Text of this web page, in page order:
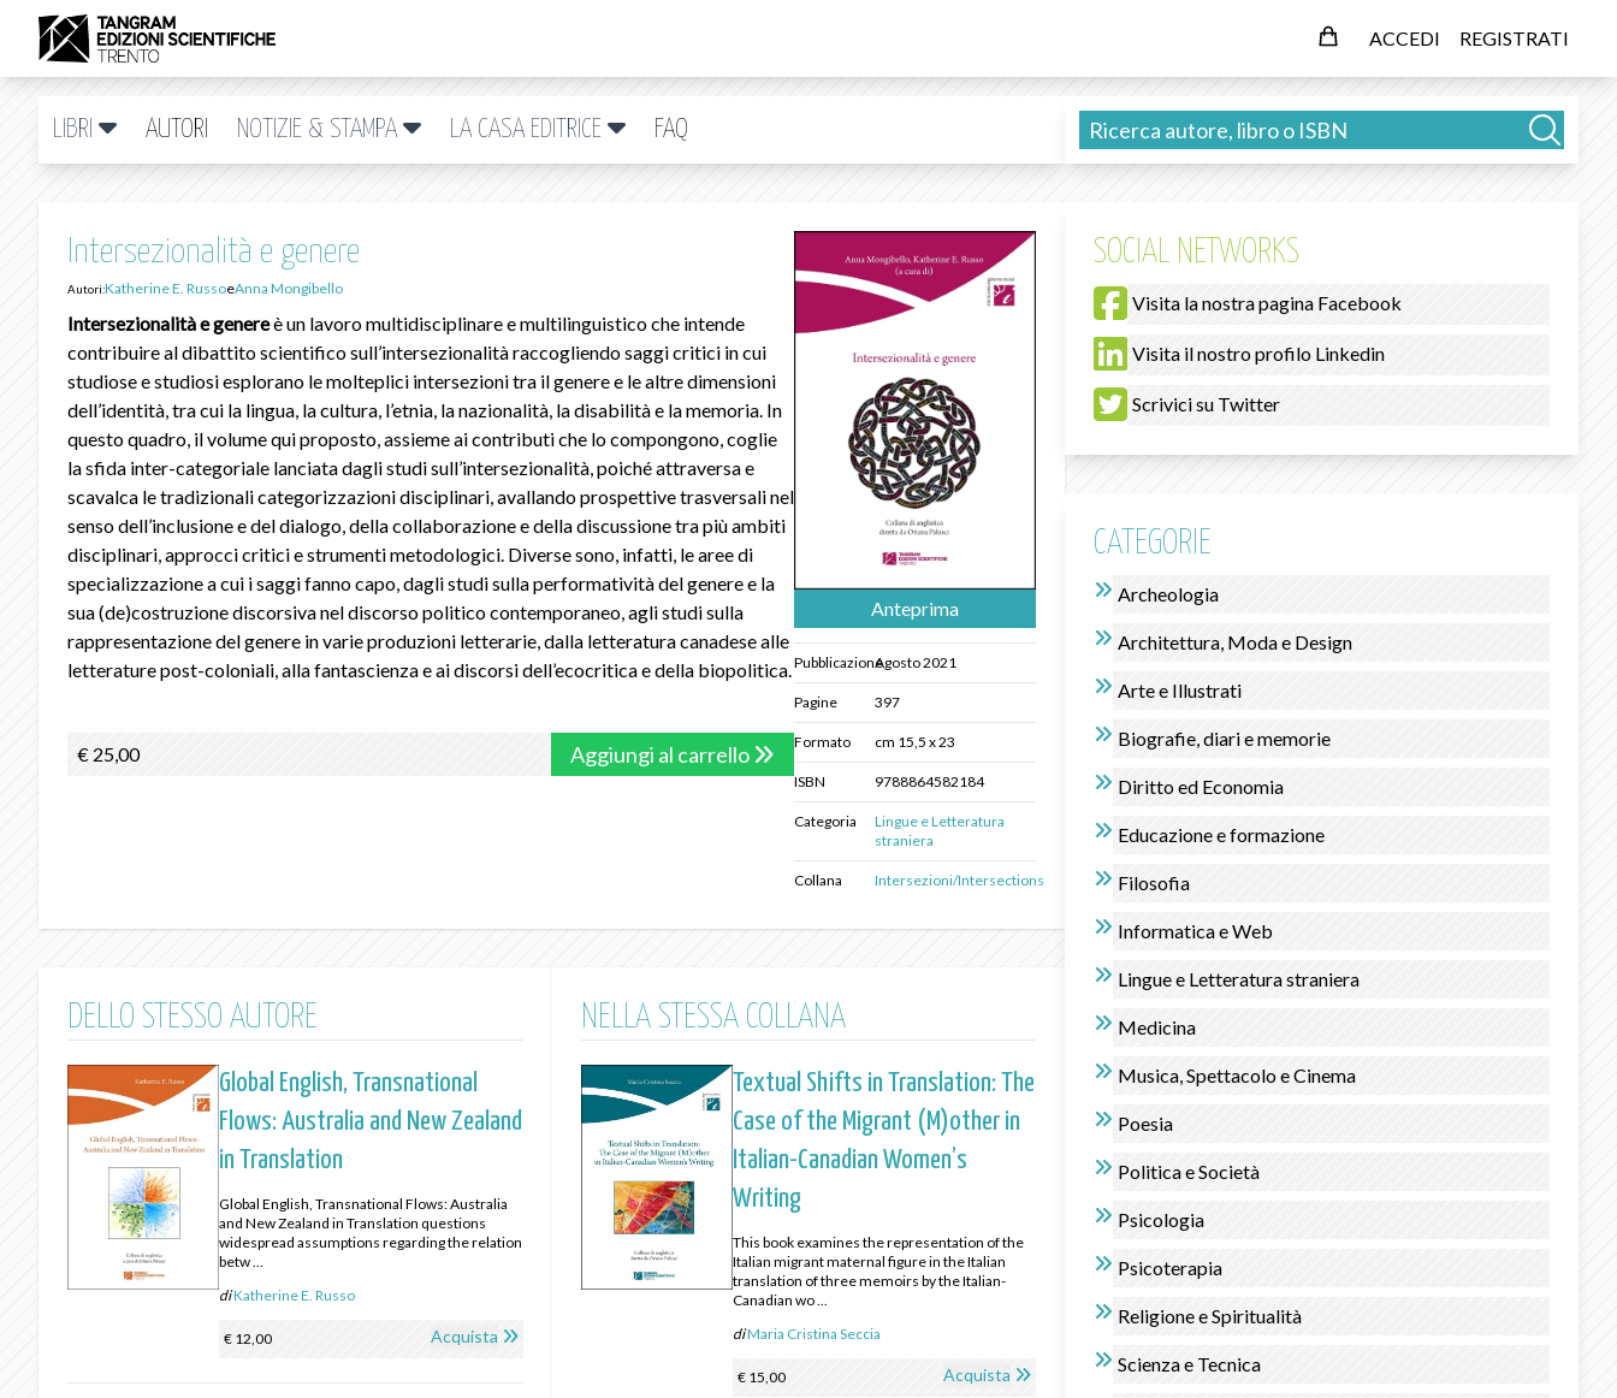
ACCEDI REGISTRATI
LIBRI AUTORI NOTIZIE & STAMPA LA CASA EDITRICE FAQ
Intersezionalità e genere
Autori:Katherine E. RussoeAnna Mongibello
Intersezionalità e genereè un lavoro multidisciplinare e multilinguistico che intende
contribuire al dibattito scientifico sull’intersezionalità raccogliendo saggi critici in cui
studiose e studiosi esplorano le molteplici intersezioni tra il genere e le altre dimensioni
dell’identità, tra cui la lingua, la cultura, l’etnia, la nazionalità, la disabilità e la memoria. In
questo quadro, il volume qui proposto, assieme ai contributi che lo compongono, coglie
la sfida inter-categoriale lanciata dagli studi sull’intersezionalità, poiché attraversa e
scavalca le tradizionali categorizzazioni disciplinari, avallando prospettive trasversali nel
senso dell’inclusione e del dialogo, della collaborazione e della discussione tra più ambiti
disciplinari, approcci critici e strumenti metodologici. Diverse sono, infatti, le aree di
specializzazione a cui i saggi fanno capo, dagli studi sulla performatività del genere e la
sua (de)costruzione discorsiva nel discorso politico contemporaneo, agli studi sulla
rappresentazione del genere in varie produzioni letterarie, dalla letteratura canadese alle
letterature post-coloniali, alla fantascienza e ai discorsi dell’ecocritica e della biopolitica.
€ 25,00 Aggiungi al carrello
Anteprima
PubblicazioneAgosto 2021
Pagine 397
Formato cm 15,5 x 23
ISBN 9788864582184
Categoria
Lingue e Letteratura
straniera
Collana Intersezioni/Intersections
DELLO STESSO AUTORE
Global English, Transnational
Flows: Australia and New Zealand
in Translation
Global English, Transnational Flows: Australia
and New Zealand in Translation questions
widespread assumptions regarding the relation
betw ...
diKatherine E. Russo
€ 12,00 Acquista
NELLA STESSA COLLANA
Textual Shifts in Translation: The
Case of the Migrant (M)other in
Italian-Canadian Women’s
Writing
This book examines the representation of the
Italian migrant maternal figure in the Italian
translation of three memoirs by the Italian-
Canadian wo ...
diMaria Cristina Seccia
€ 15,00 Acquista
SOCIAL NETWORKS
Visita la nostra pagina Facebook
Visita il nostro profilo Linkedin
Scrivici su Twitter
CATEGORIE
Archeologia
Architettura, Moda e Design
Arte e Illustrati
Biografie, diari e memorie
Diritto ed Economia
Educazione e formazione
Filosofia
Informatica e Web
Lingue e Letteratura straniera
Medicina
Musica, Spettacolo e Cinema
Poesia
Politica e Società
Psicologia
Psicoterapia
Religione e Spiritualità
Scienza e Tecnica